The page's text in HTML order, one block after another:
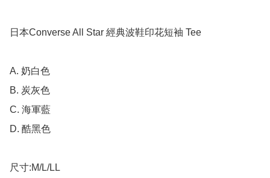
日本Converse All Star 經典波鞋印花短袖 Tee
A. 奶白色
B. 炭灰色
C. 海軍藍
D. 酷黑色
尺寸:M/L/LL